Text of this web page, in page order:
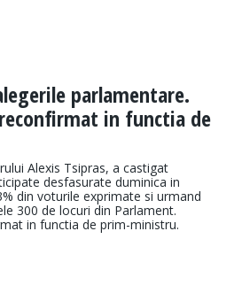
parlamentare.
in functia de
Alexis Tsipras, a castigat
desfasurate duminica in
din voturile exprimate si urmand
300 de locuri din Parlament.
in functia de prim-ministru.